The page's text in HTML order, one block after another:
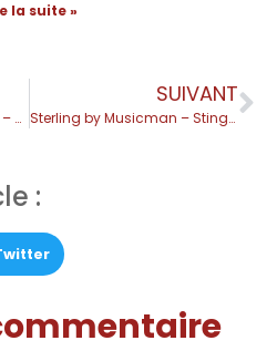
la suite »
Cordes de Basse Ernie Ball – Slinky, Cobalt et Coated
SUIVANT
Sterling by Musicman – Stingray Ray4
: